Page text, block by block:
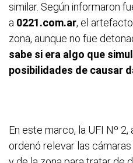
similar. Según informaron
a 0221.com.ar, el
zona, aunque no fue
sabe si era algo que
posibilidades de causar
En este marco, la UFI Nº 2,
ordenó relevar las